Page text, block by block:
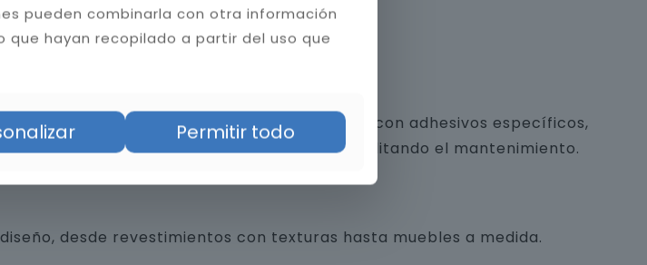
cerámica, porcelánico y piedra natural con adhesivos específicos,
y hongos, mejorando la estética y facilitando el mantenimiento.
desde revestimientos con texturas hasta muebles a medida.
pueden combinarla con otra información
hayan recopilado a partir del uso que
Permitir todo